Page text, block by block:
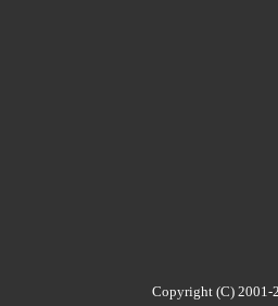
Copyright (C) 2001-